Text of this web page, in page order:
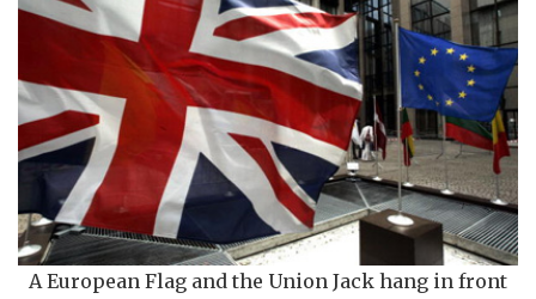
A European Flag and the Union Jack hang in front